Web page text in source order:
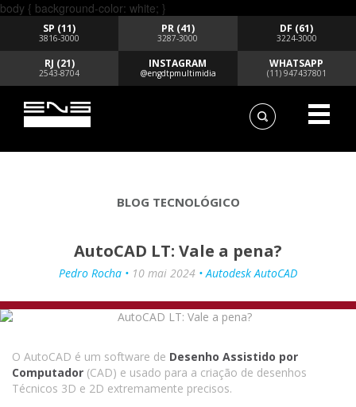
body { background-color: white; }
SP (11)
3816-3000
PR (41)
3287-3000
DF (61)
3224-3000
RJ (21)
2543-8704
INSTAGRAM
@engdtpmultimidia
WHATSAPP
(11) 947437801
BLOG TECNOLÓGICO
AutoCAD LT: Vale a pena?
Pedro Rocha • 10 mai 2024 • Autodesk AutoCAD
O AutoCAD é um software de Desenho Assistido por
Computador (CAD) e usado para a criação de desenhos
Técnicos 3D e 2D extremamente precisos.